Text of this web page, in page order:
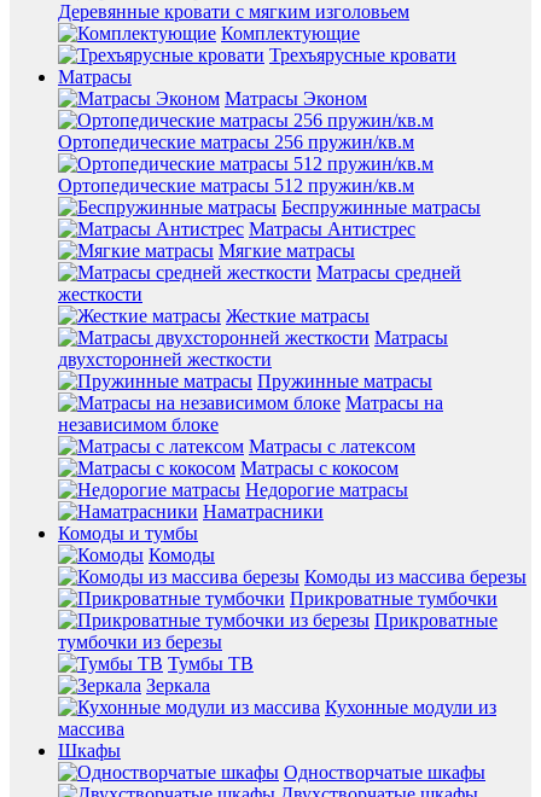
Деревянные кровати с мягким изголовьем
Комплектующие
Трехъярусные кровати
Матрасы
Матрасы Эконом
Ортопедические матрасы 256 пружин/кв.м
Ортопедические матрасы 512 пружин/кв.м
Беспружинные матрасы
Матрасы Антистрес
Мягкие матрасы
Матрасы средней
жесткости
Жесткие матрасы
Матрасы
двухсторонней жесткости
Пружинные матрасы
Матрасы на
независимом блоке
Матрасы с латексом
Матрасы с кокосом
Недорогие матрасы
Наматрасники
Комоды и тумбы
Комоды
Комоды из массива березы
Прикроватные тумбочки
Прикроватные
тумбочки из березы
Тумбы ТВ
Зеркала
Кухонные модули из
массива
Шкафы
Одностворчатые шкафы